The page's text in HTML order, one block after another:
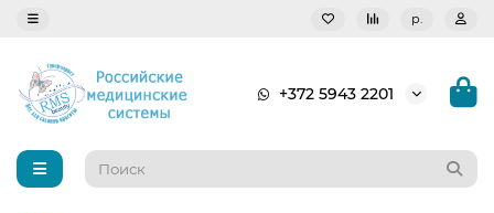
р.
+372 5943 2201